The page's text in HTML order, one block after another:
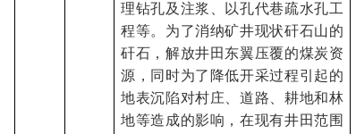
理钻孔及注浆、以孔代巷疏水孔工
程等。为了消纳矿井现状矸石山的
矸石，解放井田东翼压覆的煤炭资
源，同时为了降低开采过程引起的
地表沉陷对村庄、道路、耕地和林
地等造成的影响，在现有井田范围